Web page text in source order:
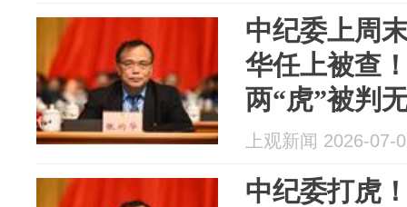
中纪委上周
华任上被查
两“虎”被判
上观新闻 2026-07-
中纪委打虎